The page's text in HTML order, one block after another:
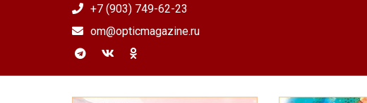
+7 (903) 749-62-23
om@opticmagazine.ru